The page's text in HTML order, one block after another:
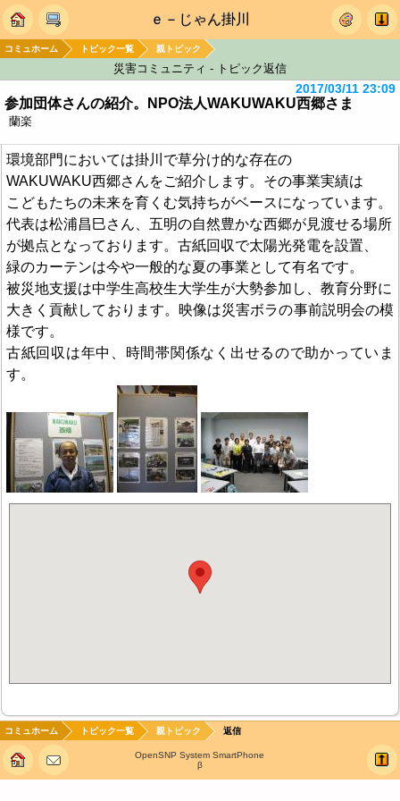
ｅ－じゃん掛川
コミュホーム トピック一覧 親トピック
災害コミュニティ - トピック返信
参加団体さんの紹介。NPO法人WAKUWAKU西郷さま
蘭楽
2017/03/11 23:09
環境部門においては掛川で草分け的な存在の
WAKUWAKU西郷さんをご紹介します。その事業実績は
こどもたちの未来を育くむ気持ちがベースになっています。
代表は松浦昌巳さん、五明の自然豊かな西郷が見渡せる場所
が拠点となっております。古紙回収で太陽光発電を設置、
緑のカーテンは今や一般的な夏の事業として有名です。
被災地支援は中学生高校生大学生が大勢参加し、教育分野に
大きく貢献しております。映像は災害ボラの事前説明会の模
様です。
古紙回収は年中、時間帯関係なく出せるので助かっていま
す。
コミュホーム トピック一覧 親トピック 返信
OpenSNP System SmartPhone
β